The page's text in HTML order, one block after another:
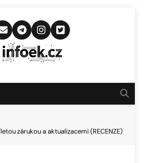
Novinkám
zárukou a aktualizacemi (RECENZE)